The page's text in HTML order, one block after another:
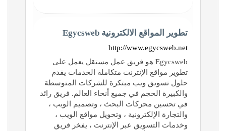
تطوير المواقع الالكترونية Egycsweb
http://www.egycsweb.net
Egycsweb هو فريق عمل مستقل يعمل على
تطوير مواقع الإنترنت متكاملة الخدمات يقدم
حلول تسويق ويب مبتكرة للشركات المتوسطة
والكبيرة الحجم في جميع أنحاء العالم. فريق رائد
في تحسين محركات البحث ، وتصميم الويب ،
والتجارة الإلكترونية ، وتحويل مواقع الويب ،
وخدمات التسويق عبر الإنترنت ، يفخر فريق